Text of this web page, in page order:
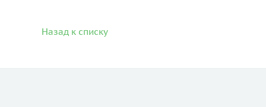
Назад к списку